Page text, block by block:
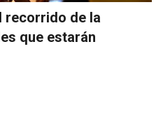
recorrido de la
que estarán